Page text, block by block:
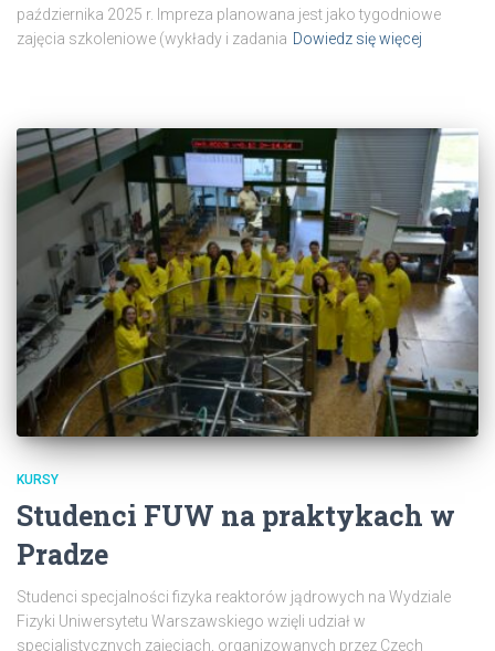
października 2025 r. Impreza planowana jest jako tygodniowe
zajęcia szkoleniowe (wykłady i zadania Dowiedz się więcej
KURSY
Studenci FUW na praktykach w
Pradze
Studenci specjalności fizyka reaktorów jądrowych na Wydziale
Fizyki Uniwersytetu Warszawskiego wzięli udział w
specjalistycznych zajęciach, organizowanych przez Czech